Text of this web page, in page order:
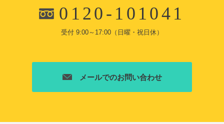
0120-101041
受付 9:00～17:00（日曜・祝日休）
メールでのお問い合わせ